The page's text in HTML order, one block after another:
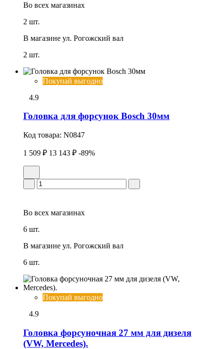
Во всех магазинах
2 шт.
В магазине ул. Рогожский вал
2 шт.
Покупай выгодно
4.9
Головка для форсунок Bosch 30мм
Код товара: N0847
1 509 ₽ 13 143 ₽ -89%
Во всех магазинах
6 шт.
В магазине ул. Рогожский вал
6 шт.
Покупай выгодно
4.9
Головка фоpсуночная 27 мм для дизеля
(VW, Mercedes).